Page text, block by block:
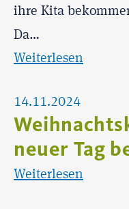
ihre Kita
Da…
Weiterlesen
14.11.2024
neuer Tag
Weiterlesen